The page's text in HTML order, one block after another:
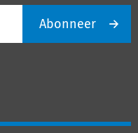
Abonneer